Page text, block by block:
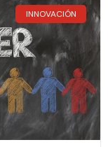
INNOVACIÓN